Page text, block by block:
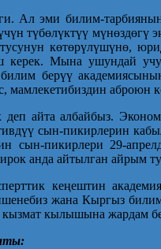
Ал эми билим-
түбөлүктүү
көтөрүлүшүнө,
керек. Мына ушундай
берүү
мамлекетибиздин
деп айта албайбыз.
сын-пикирлерин
сын-пикирлери 29-
анда айтылган
кеңештин
жана Кыргыз
кылышына жардам